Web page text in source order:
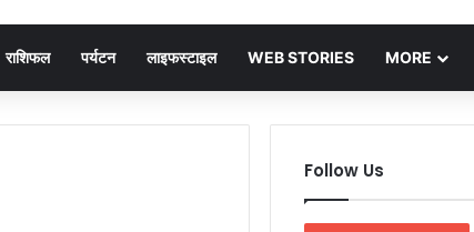
राशिफल पर्यटन लाइफस्टाइल WEB STORIES MORE
Follow Us